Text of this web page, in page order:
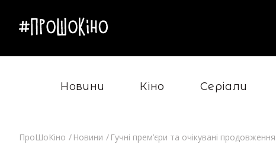
Новини Кіно Серіали
ПроШоКіно Новини Гучні прем’єри та очікувані